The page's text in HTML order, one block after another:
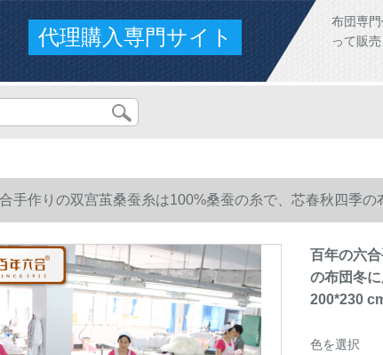
代理購入専門サイト
布団専
って販
手作りの双宫茧桑蚕糸は100%桑蚕の糸で、芯春秋四季
を注文する。
百年の六
の布団冬
200*230
色を選択